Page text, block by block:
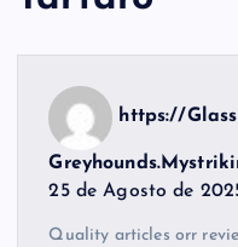
https://
25 de Agosto de
Quality articles orr